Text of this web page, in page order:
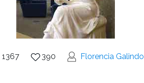
1367 390 Florencia Galindo